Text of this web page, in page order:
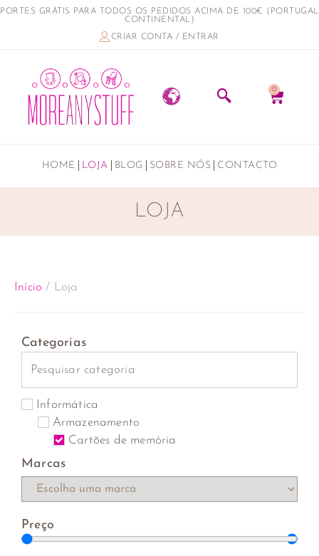
PORTES GRÁTIS PARA TODOS OS PEDIDOS ACIMA DE 100€ (PORTUGAL
CONTINENTAL)
CRIAR CONTA / ENTRAR
0
HOME LOJA BLOG SOBRE NÓS CONTACTO
LOJA
Início / Loja
Categorias
Informática
Armazenamento
Cartões de memória
Marcas
Preço